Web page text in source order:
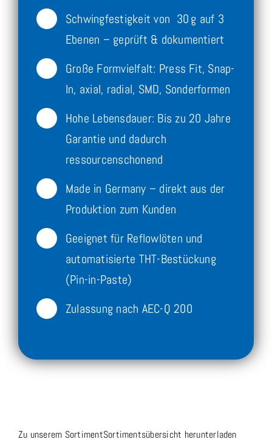
Schwingfestigkeit von 30 g auf 3
Ebenen – geprüft & dokumentiert
Große Formvielfalt: Press Fit, Snap-
In, axial, radial, SMD, Sonderformen
Hohe Lebensdauer: Bis zu 20 Jahre
Garantie und dadurch
ressourcenschonend
Made in Germany – direkt aus der
Produktion zum Kunden
Geeignet für Reflowlöten und
automatisierte THT-Bestückung
(Pin-in-Paste)
Zulassung nach AEC-Q 200
Zu unserem SortimentSortimentsübersicht herunterladen